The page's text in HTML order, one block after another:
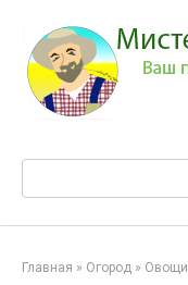
контенту
Главная » Огород » Овощи